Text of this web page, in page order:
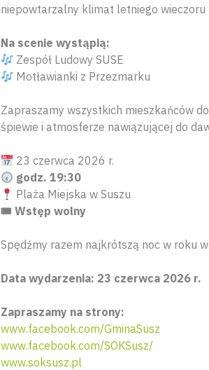
niepowtarzalny klimat letniego wieczoru
Na scenie wystąpią:
Zespół Ludowy SUSE
Motławianki z Przezmarku
Zapraszamy wszystkich mieszkańców
śpiewie i atmosferze nawiązującej do
23 czerwca 2026 r.
godz. 19:30
Plaża Miejska w Suszu
🎟 Wstęp wolny
Spędźmy razem najkrótszą noc w roku
Data wydarzenia: 23 czerwca 2026 r.
Zapraszamy na strony:
www.facebook.com/GminaSusz
www.facebook.com/SOKSusz/
www.soksusz.pl